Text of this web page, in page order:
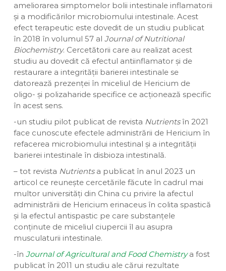
ameliorarea simptomelor bolii intestinale inflamatorii
și a modificărilor microbiomului intestinale. Acest
efect terapeutic este dovedit de un studiu publicat
în 2018 în volumul 57 al Journal of Nutritional
Biochemistry. Cercetătorii care au realizat acest
studiu au dovedit că efectul antiinflamator și de
restaurare a integrității barierei intestinale se
datorează prezenței în miceliul de Hericium de
oligo- și polizaharide specifice ce acționează specific
în acest sens.
-un studiu pilot publicat de revista Nutrientsîn 2021
face cunoscute efectele administrării de Hericium în
refacerea microbiomului intestinal și a integrității
barierei intestinale în disbioza intestinală.
– tot revista Nutrients a publicat în anul 2023 un
articol ce reunește cercetările făcute în cadrul mai
multor universități din China cu privire la afectul
administrării de Hericium erinaceus în colita spastică
și la efectul antispastic pe care substanțele
conținute de miceliul ciupercii îl au asupra
musculaturii intestinale.
-în Journal of Agricultural and Food Chemistrya fost
publicat în 2011 un studiu ale cărui rezultate